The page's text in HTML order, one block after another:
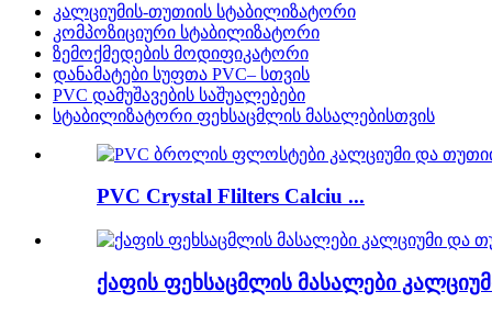
კალციუმის-თუთიის სტაბილიზატორი
კომპოზიციური სტაბილიზატორი
ზემოქმედების მოდიფიკატორი
დანამატები სუფთა PVC– სთვის
PVC დამუშავების საშუალებები
სტაბილიზატორი ფეხსაცმლის მასალებისთვის
PVC Crystal Flilters Calciu ...
ქაფის ფეხსაცმლის მასალები